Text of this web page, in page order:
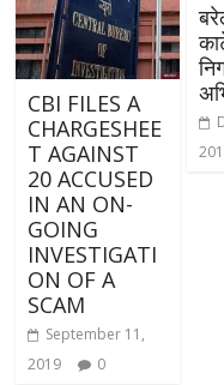
CBI FILES A
CHARGESHEE
T AGAINST
20 ACCUSED
IN AN ON-
GOING
INVESTIGATI
ON OF A
SCAM
September 11,
2019
0